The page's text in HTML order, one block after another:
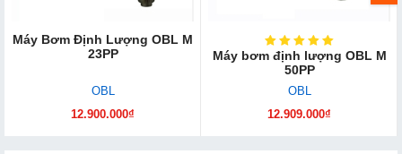
Máy Bơm Định Lượng OBL M
23PP
OBL
12.900.000₫
Máy bơm định lượng OBL M
50PP
OBL
12.909.000₫